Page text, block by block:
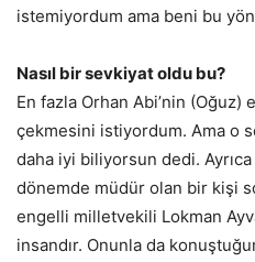
istemiyordum ama beni bu
Nasıl bir sevkiyat oldu bu?
En fazla Orhan Abi’nin (Oğuz)
çekmesini istiyordum. Ama o
daha iyi biliyorsun dedi. Ayrıca
dönemde müdür olan bir kişi
engelli milletvekili Lokman
insandır. Onunla da